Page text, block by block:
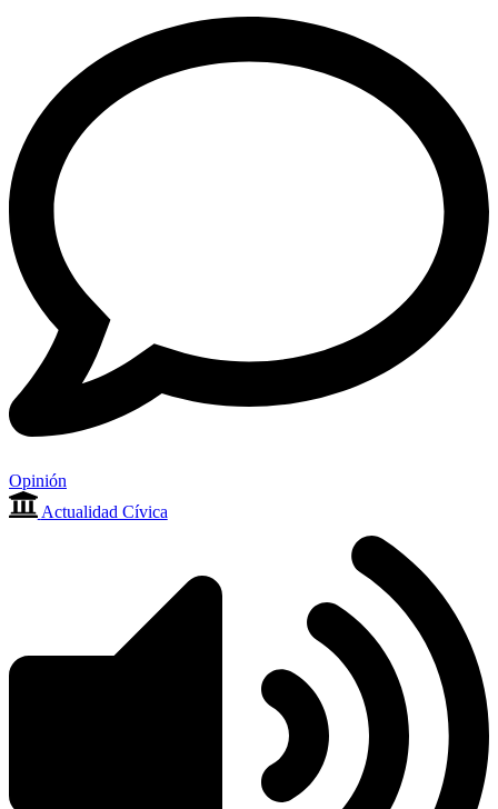
Opinión
Actualidad Cívica